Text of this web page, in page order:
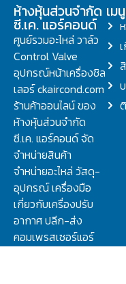
ห้างหุ้นส่วนจำกัด
ซี.เค. แอร์คอนด์
ศูนย์รวมอะไหล่ วาล์ว
Control Valve
อุปกรณ์หน้าเครื่องชิล
เลอร์ ckaircond.com
ร้านค้าออนไลน์ ของ
ห้างหุ้นส่วนจำกัด
ซี.เค. แอร์คอนด์ จัด
จำหน่ายสินค้า
จำหน่ายอะไหล่ วัสดุ-
อุปกรณ์ เครื่องมือ
เกี่ยวกับเครื่องปรับ
อากาศ ปลีก-ส่ง
คอมเพรสเซอร์แอร์
เม